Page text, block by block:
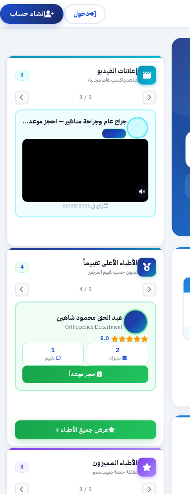
دخول إنشاء حساب
إعلانات الفيديو
شاهد واكسب نقاط مجانية
3
1 / 3
جراح عام وجراحة مناظير — احجز موعدك بثقة عبر حجزك الطبي
مفعّل
رُفع في 06/08/2026
الأطباء الأعلى تقييماً
مرتبون حسب تقييم المرضى
4
1 / 4
عبد الحق محمود شاهين
Orthopedics Department
5.0
2
حجزان
1
تقييم
احجز موعداً
عرض جميع الأطباء
الأطباء المميزون
مفعّلة خدمة طبيب مميز
3
1 / 3